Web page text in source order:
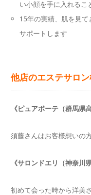
い小顔を手に入れるこ
15年の実績、肌を見
サポートします
他店のエステサロ
《ピュアボーテ（群馬県
須藤さんはお客様想いの
《サロンドエリ（神奈川
初めて会った時から洋美